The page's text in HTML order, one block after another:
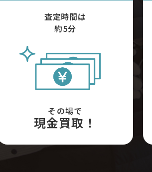
査定時間は
約5分
その場で
現金買取！